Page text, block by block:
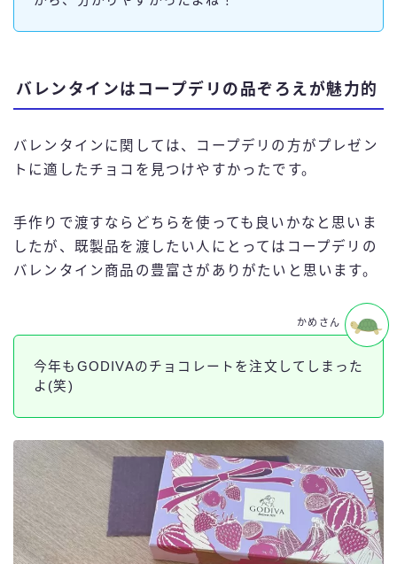
バレンタインはコープデリの品ぞろえが魅力的
バレンタインに関しては、コープデリの方がプレゼン
トに適したチョコを見つけやすかったです。
手作りで渡すならどちらを使っても良いかなと思いま
したが、既製品を渡したい人にとってはコープデリの
バレンタイン商品の豊富さがありがたいと思います。
今年もGODIVAのチョコレートを注文してしまった
よ(笑)
かめさん